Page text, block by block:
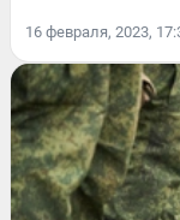
16 февраля, 2023,